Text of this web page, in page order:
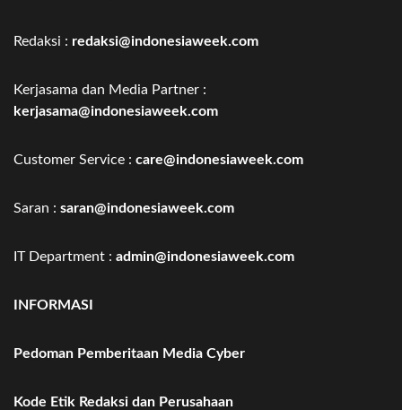
Redaksi : redaksi@indonesiaweek.com
Kerjasama dan Media Partner :
kerjasama@indonesiaweek.com
Customer Service : care@indonesiaweek.com
Saran : saran@indonesiaweek.com
IT Department : admin@indonesiaweek.com
INFORMASI
Pedoman Pemberitaan Media Cyber
Kode Etik Redaksi dan Perusahaan